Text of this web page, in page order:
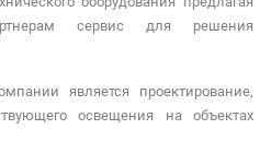
сервис для решения
является проектирование,
освещения на объектах